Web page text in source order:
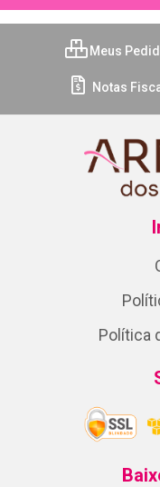
Meus
Notas
Política